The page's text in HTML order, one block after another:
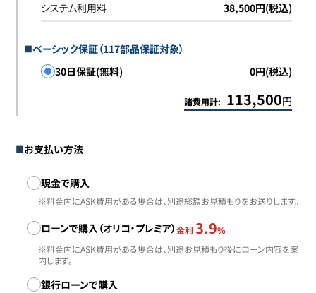
システム利用料 38,500円(税込)
ベーシック保証（117部品保証対象）
30日保証(無料)
0円(税込)
諸費用計: 113,500円
お支払い方法
お支払い方法
現金で購入
※料金内にASK費用がある場合は、別途総額お見積もりをお送りします。
ローンで購入（オリコ・プレミア）金利 3.9%
※料金内にASK費用がある場合は、別途お見積もり後にローン内容を案
内します。
銀行ローンで購入